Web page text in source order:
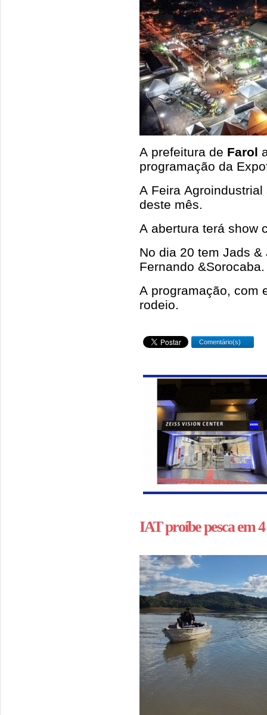
A prefeitura de Farol
programação da
A Feira
deste mês.
A abertura terá show
No dia 20 tem Jads
Fernando &Sorocaba.
A programação, com
rodeio.
Comentário(s)
IAT proíbe pesca em